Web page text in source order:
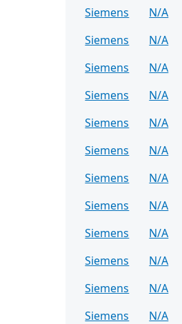
Siemens
N/A
Siemens
N/A
Siemens
N/A
Siemens
N/A
Siemens
N/A
Siemens
N/A
Siemens
N/A
Siemens
N/A
Siemens
N/A
Siemens
N/A
Siemens
N/A
Siemens
N/A